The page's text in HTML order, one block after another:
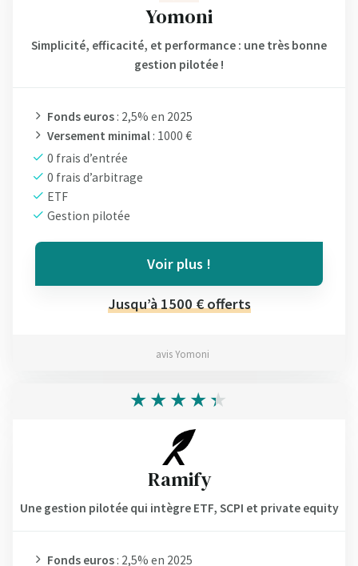
Yomoni
Simplicité, efficacité, et performance : une très bonne
gestion pilotée !
Fonds euros : 2,5% en 2025
Versement minimal : 1000 €
0 frais d’entrée
0 frais d’arbitrage
ETF
Gestion pilotée
Voir plus !
Jusqu’à 1500 € offerts
avis Yomoni
Ramify
Une gestion pilotée qui intègre ETF, SCPI et private equity
Fonds euros : 2,5% en 2025